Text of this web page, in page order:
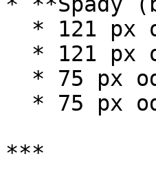
***